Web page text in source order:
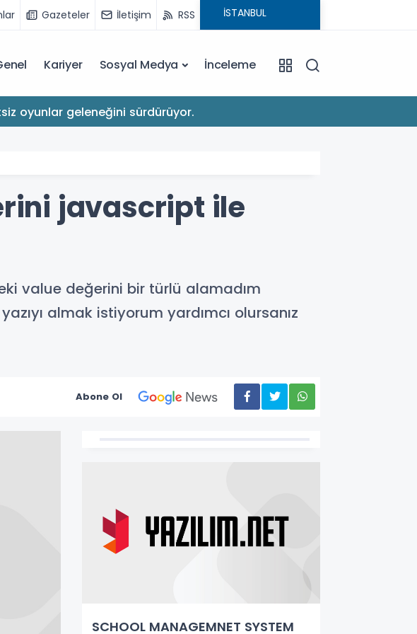
Gazeteler İletişim RSS
Kariyer Sosyal Medya İnceleme
oyunlar geleneğini sürdürüyor.
javascript ile
value değerini bir türlü alamadım
almak istiyorum yardımcı olursanız
Abone Ol
SCHOOL MANAGEMNET SYSTEM